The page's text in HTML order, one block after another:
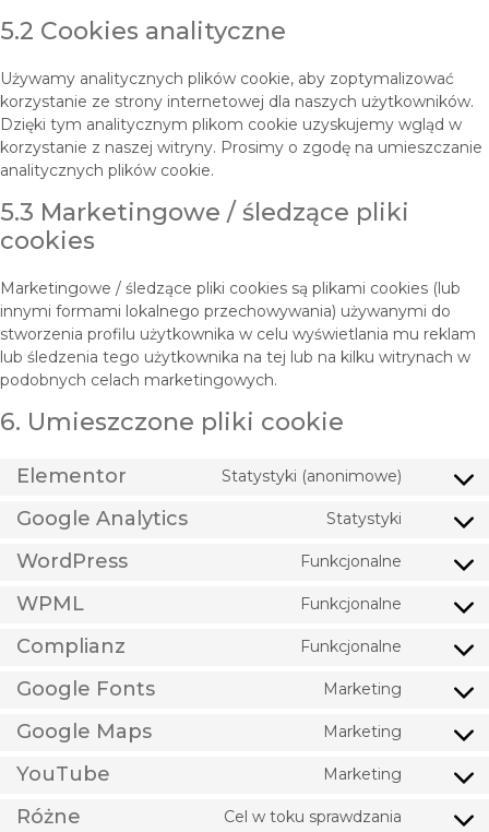
5.2 Cookies analityczne
Używamy analitycznych plików cookie, aby zoptymalizować
korzystanie ze strony internetowej dla naszych użytkowników.
Dzięki tym analitycznym plikom cookie uzyskujemy wgląd w
korzystanie z naszej witryny. Prosimy o zgodę na umieszczanie
analitycznych plików cookie.
5.3 Marketingowe / śledzące pliki
cookies
Marketingowe / śledzące pliki cookies są plikami cookies (lub
innymi formami lokalnego przechowywania) używanymi do
stworzenia profilu użytkownika w celu wyświetlania mu reklam
lub śledzenia tego użytkownika na tej lub na kilku witrynach w
podobnych celach marketingowych.
6. Umieszczone pliki cookie
Elementor Statystyki (anonimowe)
Google Analytics Statystyki
WordPress Funkcjonalne
WPML Funkcjonalne
Complianz Funkcjonalne
Google Fonts Marketing
Google Maps Marketing
YouTube Marketing
Różne Cel w toku sprawdzania